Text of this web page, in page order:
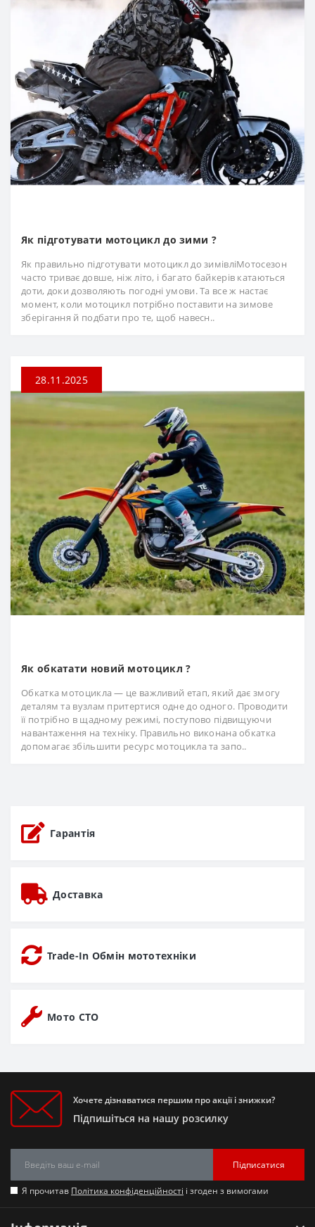
Як підготувати мотоцикл до зими ?
Як правильно підготувати мотоцикл до зимівліМотосезон
часто триває довше, ніж літо, і багато байкерів катаються
доти, доки дозволяють погодні умови. Та все ж настає
момент, коли мотоцикл потрібно поставити на зимове
зберігання й подбати про те, щоб навесн..
28.11.2025
Як обкатати новий мотоцикл ?
Обкатка мотоцикла — це важливий етап, який дає змогу
деталям та вузлам притертися одне до одного. Проводити
її потрібно в щадному режимі, поступово підвищуючи
навантаження на техніку. Правильно виконана обкатка
допомагає збільшити ресурс мотоцикла та запо..
Гарантія
Доставка
Trade-In Обмін мототехніки
Мото СТО
Хочете дізнаватися першим про акції і знижки?
Підпишіться на нашу розсилку
Підписатися
Я прочитав Політика конфіденційності і згоден з вимогами